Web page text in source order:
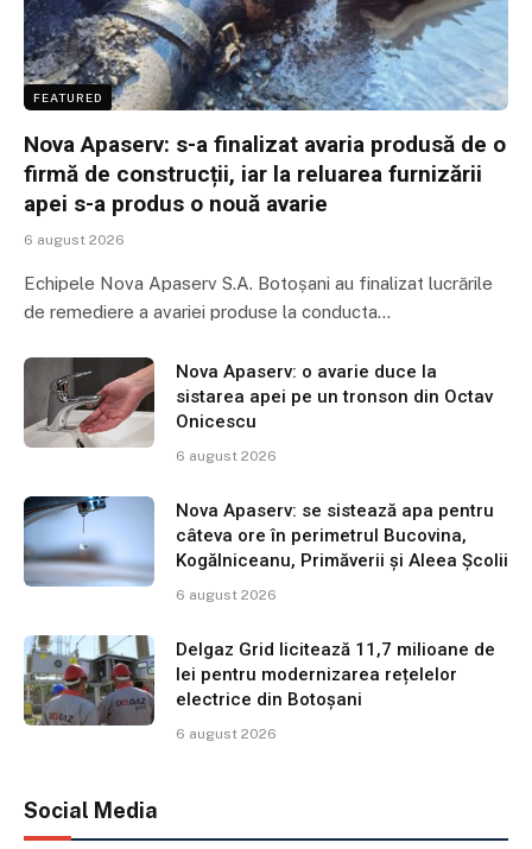
FEATURED
Nova Apaserv: s-a finalizat avaria produsă de o
firmă de construcții, iar la reluarea furnizării
apei s-a produs o nouă avarie
6 august 2026
Echipele Nova Apaserv S.A. Botoșani au finalizat lucrările
de remediere a avariei produse la conducta…
Nova Apaserv: o avarie duce la
sistarea apei pe un tronson din Octav
Onicescu
6 august 2026
Nova Apaserv: se sistează apa pentru
câteva ore în perimetrul Bucovina,
Kogălniceanu, Primăverii și Aleea Școlii
6 august 2026
Delgaz Grid licitează 11,7 milioane de
lei pentru modernizarea rețelelor
electrice din Botoșani
6 august 2026
Social Media